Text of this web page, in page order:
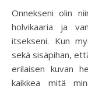
Onnekseni olin
holvikaaria ja
itsekseni. Kun
sekä sisäpihan,
erilaisen kuvan
kaikkea mitä